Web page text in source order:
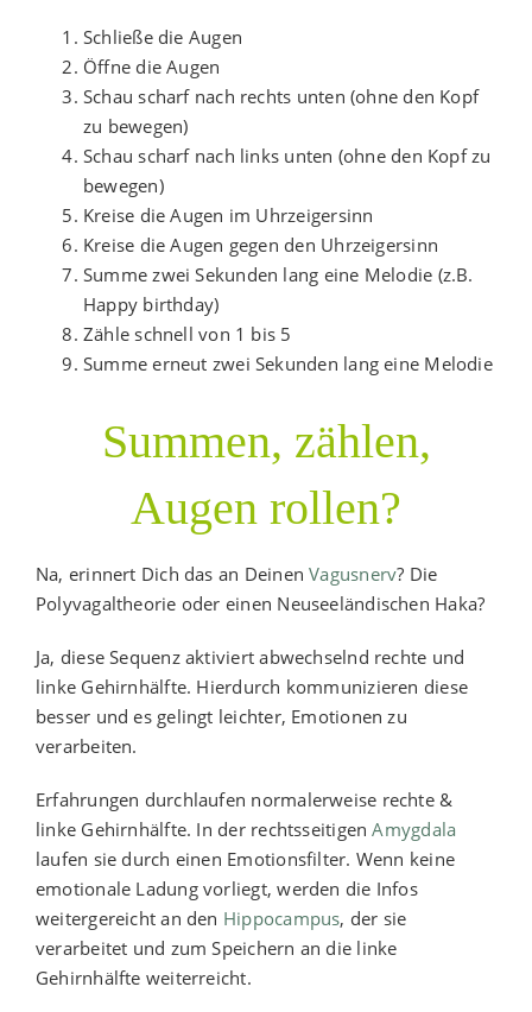
Schließe die Augen
Öffne die Augen
Schau scharf nach rechts unten (ohne den Kopf
zu bewegen)
Schau scharf nach links unten (ohne den Kopf zu
bewegen)
Kreise die Augen im Uhrzeigersinn
Kreise die Augen gegen den Uhrzeigersinn
Summe zwei Sekunden lang eine Melodie (z.B.
Happy birthday)
Zähle schnell von 1 bis 5
Summe erneut zwei Sekunden lang eine Melodie
Summen, zählen,
Augen rollen?
Na, erinnert Dich das an DeinenVagusnerv? Die
Polyvagaltheorie oder einen Neuseeländischen Haka?
Ja, diese Sequenz aktiviert abwechselnd rechte und
linke Gehirnhälfte. Hierdurch kommunizieren diese
besser und es gelingt leichter, Emotionen zu
verarbeiten.
Erfahrungen durchlaufen normalerweise rechte &
linke Gehirnhälfte. In der rechtsseitigenAmygdala
laufen sie durch einen Emotionsfilter. Wenn keine
emotionale Ladung vorliegt, werden die Infos
weitergereicht an den Hippocampus, der sie
verarbeitet und zum Speichern an die linke
Gehirnhälfte weiterreicht.